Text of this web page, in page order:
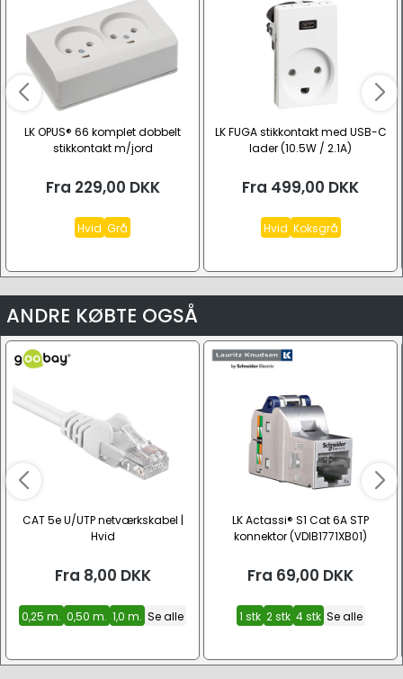
LK OPUS® 66 komplet dobbelt
stikkontakt m/jord
Fra 229,00 DKK
Hvid Grå
LK FUGA stikkontakt med USB-C
lader (10.5W / 2.1A)
Fra 499,00 DKK
Hvid Koksgrå
ANDRE KØBTE OGSÅ
CAT 5e U/UTP netværkskabel |
Hvid
Fra 8,00 DKK
0,25 m. 0,50 m. 1,0 m. Se alle
LK Actassi® S1 Cat 6A STP
konnektor (VDIB1771XB01)
Fra 69,00 DKK
1 stk 2 stk 4 stk Se alle